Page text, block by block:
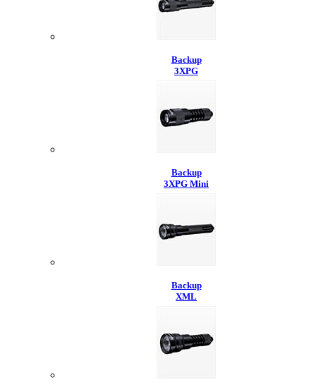
Backup
3XPG
Backup
3XPG Mini
Backup
XML